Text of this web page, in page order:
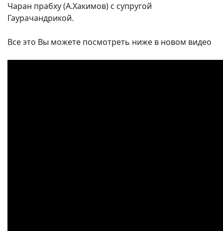
Чаран прабху (А.Хакимов) с супругой
Гаурачандрикой.
Все это Вы можете посмотреть ниже в новом видео